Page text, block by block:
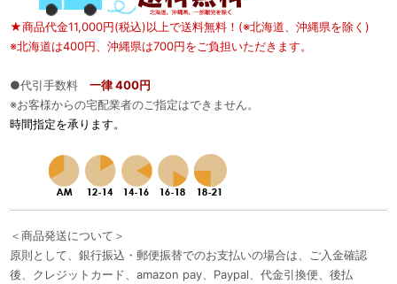
★商品代金11,000円(税込)以上で送料無料！(※北海道、沖縄県を除く)
※北海道は400円、沖縄県は700円をご負担いただきます。
●代引手数料 一律 400円
※お客様からの宅配業者のご指定はできません。
時間指定を承ります。
＜商品発送について＞
原則として、銀行振込・郵便振替でのお支払いの場合は、ご入金確認
後、クレジットカード、amazon pay、Paypal、代金引換便、後払